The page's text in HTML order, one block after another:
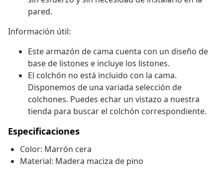
pared.
Información útil:
Este armazón de cama cuenta con un diseño de
base de listones e incluye los listones.
El colchón no está incluido con la cama.
Disponemos de una variada selección de
colchones. Puedes echar un vistazo a nuestra
tienda para buscar el colchón correspondiente.
Especificaciones
Color: Marrón cera
Material: Madera maciza de pino